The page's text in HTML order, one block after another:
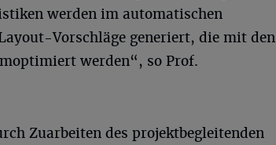
werden im automatischen
Vorschläge generiert, die mit den
werden“, so Prof.
Zuarbeiten des projektbegleitenden